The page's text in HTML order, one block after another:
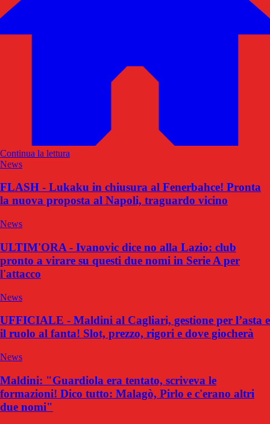
Continua la lettura
News
FLASH - Lukaku in chiusura al Fenerbahce! Pronta
la nuova proposta al Napoli, traguardo vicino
News
ULTIM'ORA - Ivanovic dice no alla Lazio: club
pronto a virare su questi due nomi in Serie A per
l'attacco
News
UFFICIALE - Maldini al Cagliari, gestione per l’asta e
il ruolo al fanta! Slot, prezzo, rigori e dove giocherà
News
Maldini: "Guardiola era tentato, scriveva le
formazioni! Dico tutto: Malagò, Pirlo e c'erano altri
due nomi"